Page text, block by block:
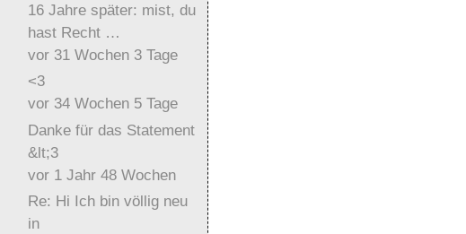
16 Jahre später: mist, du
hast Recht …
vor 31 Wochen 3 Tage
<3
vor 34 Wochen 5 Tage
Danke für das Statement
&lt;3
vor 1 Jahr 48 Wochen
Re: Hi Ich bin völlig neu
in